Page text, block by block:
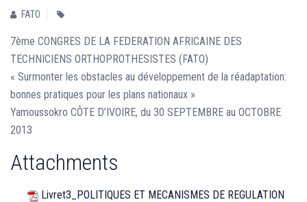
FATO
7ème CONGRES DE LA FEDERATION AFRICAINE DES
TECHNICIENS ORTHOPROTHESISTES (FATO)
« Surmonter les obstacles au développement de la réadaptation:
bonnes pratiques pour les plans nationaux »
Yamoussokro CÔTE D’IVOIRE, du 30 SEPTEMBRE au OCTOBRE
2013
Attachments
Livret3_POLITIQUES ET MECANISMES DE REGULATION